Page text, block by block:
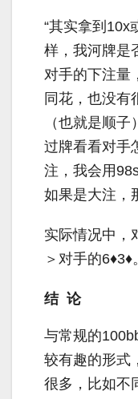
“其实拿到 10x
样，我河牌是
对手的下注量
同花，也没有
（也就是顺
过牌看看对手
注，我会用
如果是大注，
实际情况中，
＞对手的6♦3♦。
结 论
与常规的
较有趣的形式
很多，比如不